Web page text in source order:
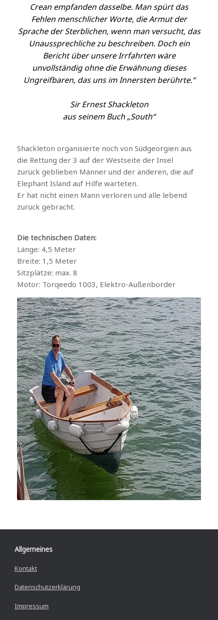
Crean empfanden dasselbe. Man spürt das
Fehlen menschlicher Worte, die Armut der
Sprache der Sterblichen, wenn man versucht, das
Unaussprechliche zu beschreiben. Doch ein
Bericht über unsere Irrfahrten wäre
unvollständig ohne die Erwähnung dieses
Ungreifbaren, das uns im Innersten berührte.“
Sir Ernest Shackleton
aus seinem Buch „South“
Shackleton organisierte noch von Südgeorgien aus
die Rettung der 3 auf der Westseite der Insel
zurück geblieben Männer und der anderen, die auf
Elephant Island auf Hilfe warteten.
Er hat nicht einen Mann verloren und alle lebend
zurück gebracht.
Die technischen Daten:
Länge: 4,5 Meter
Breite: 1,5 Meter
Sitzplätze: max. 8
Motor: Torqeedo 1003, Elektro-Außenborder
Allgemeines
Kontakt
Datenschutzerklärung
Impressum